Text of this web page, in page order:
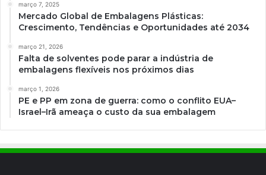
março 7, 2025
Mercado Global de Embalagens Plásticas:
Crescimento, Tendências e Oportunidades até 2034
março 21, 2026
Falta de solventes pode parar a indústria de
embalagens flexíveis nos próximos dias
março 1, 2026
PE e PP em zona de guerra: como o conflito EUA–
Israel–Irã ameaça o custo da sua embalagem